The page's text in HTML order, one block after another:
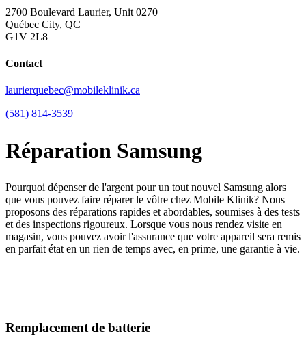
2700 Boulevard Laurier, Unit 0270
Québec City, QC
G1V 2L8
Contact
laurierquebec@mobileklinik.ca
(581) 814-3539
Réparation Samsung
Pourquoi dépenser de l'argent pour un tout nouvel Samsung alors
que vous pouvez faire réparer le vôtre chez Mobile Klinik? Nous
proposons des réparations rapides et abordables, soumises à des tests
et des inspections rigoureux. Lorsque vous nous rendez visite en
magasin, vous pouvez avoir l'assurance que votre appareil sera remis
en parfait état en un rien de temps avec, en prime, une garantie à vie.
Remplacement de batterie